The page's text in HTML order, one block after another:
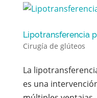
Lipotransferencia
Cirugía de glúteos
La
es una